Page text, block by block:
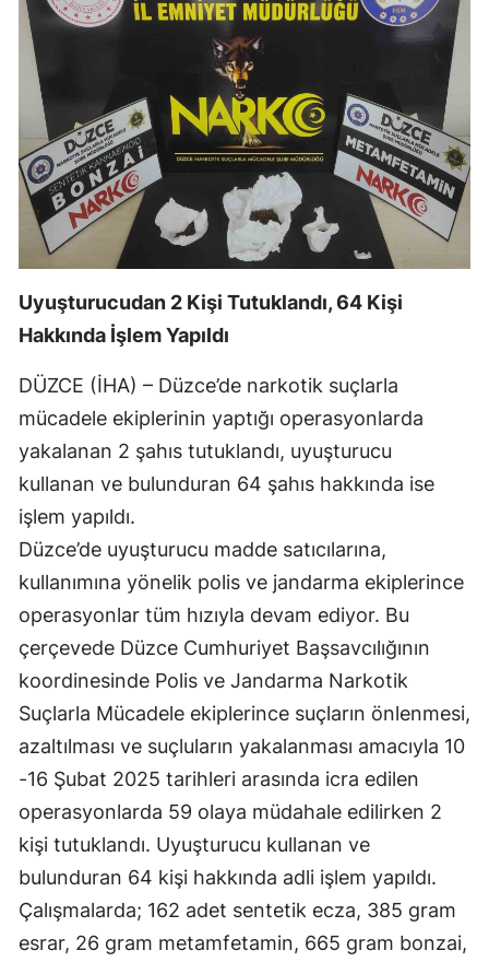
Edirne
Erzincan
Erzurum
Eskişehir
Gaziantep
Giresun
Gümüşhane
Isparta
Mersin
İstanbul
İzmir
Kars
Kastamonu
Kayseri
Kırklareli
Kırşehir
Kocaeli
Konya
Kütahya
Uyuşturucudan 2 Kişi Tutuklandı, 64 Kişi
Hakkında İşlem Yapıldı
DÜZCE (İHA) – Düzce’de narkotik suçlarla
mücadele ekiplerinin yaptığı operasyonlarda
yakalanan 2 şahıs tutuklandı, uyuşturucu
kullanan ve bulunduran 64 şahıs hakkında ise
işlem yapıldı.
Düzce’de uyuşturucu madde satıcılarına,
kullanımına yönelik polis ve jandarma ekiplerince
operasyonlar tüm hızıyla devam ediyor. Bu
çerçevede Düzce Cumhuriyet Başsavcılığının
koordinesinde Polis ve Jandarma Narkotik
Suçlarla Mücadele ekiplerince suçların önlenmesi,
azaltılması ve suçluların yakalanması amacıyla 10
-16 Şubat 2025 tarihleri arasında icra edilen
operasyonlarda 59 olaya müdahale edilirken 2
kişi tutuklandı. Uyuşturucu kullanan ve
bulunduran 64 kişi hakkında adli işlem yapıldı.
Çalışmalarda; 162 adet sentetik ecza, 385 gram
esrar, 26 gram metamfetamin, 665 gram bonzai,